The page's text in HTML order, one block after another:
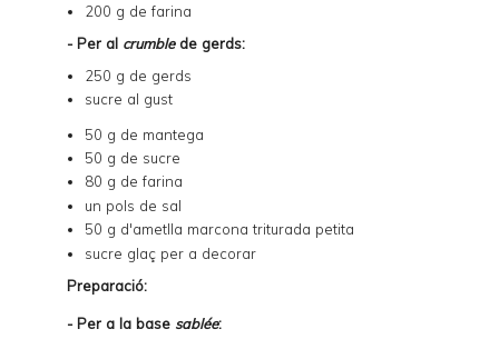
200 g de farina
- Per al crumblede gerds:
250 g de gerds
sucre al gust
50 g de mantega
50 g de sucre
80 g de farina
un pols de sal
50 g d'ametlla marcona triturada petita
sucre glaç per a decorar
Preparació:
- Per a la base sablée: